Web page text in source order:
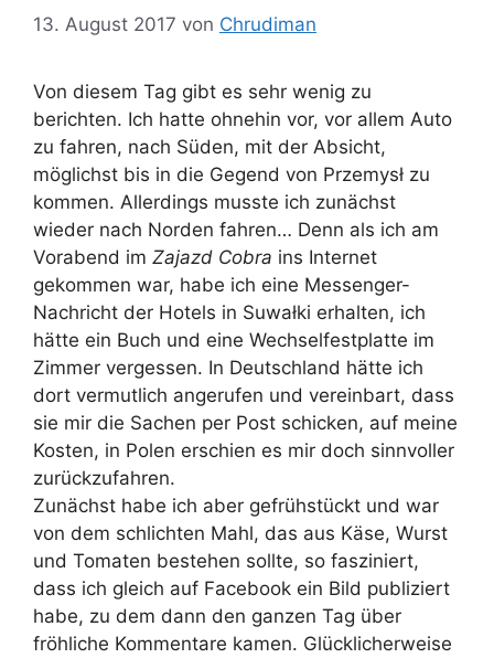
13. August 2017 von Chrudiman
Von diesem Tag gibt es sehr wenig zu
berichten. Ich hatte ohnehin vor, vor allem Auto
zu fahren, nach Süden, mit der Absicht,
möglichst bis in die Gegend von Przemysł zu
kommen. Allerdings musste ich zunächst
wieder nach Norden fahren… Denn als ich am
Vorabend im Zajazd Cobra ins Internet
gekommen war, habe ich eine Messenger-
Nachricht der Hotels in Suwałki erhalten, ich
hätte ein Buch und eine Wechselfestplatte im
Zimmer vergessen. In Deutschland hätte ich
dort vermutlich angerufen und vereinbart, dass
sie mir die Sachen per Post schicken, auf meine
Kosten, in Polen erschien es mir doch sinnvoller
zurückzufahren.
Zunächst habe ich aber gefrühstückt und war
von dem schlichten Mahl, das aus Käse, Wurst
und Tomaten bestehen sollte, so fasziniert,
dass ich gleich auf Facebook ein Bild publiziert
habe, zu dem dann den ganzen Tag über
fröhliche Kommentare kamen. Glücklicherweise